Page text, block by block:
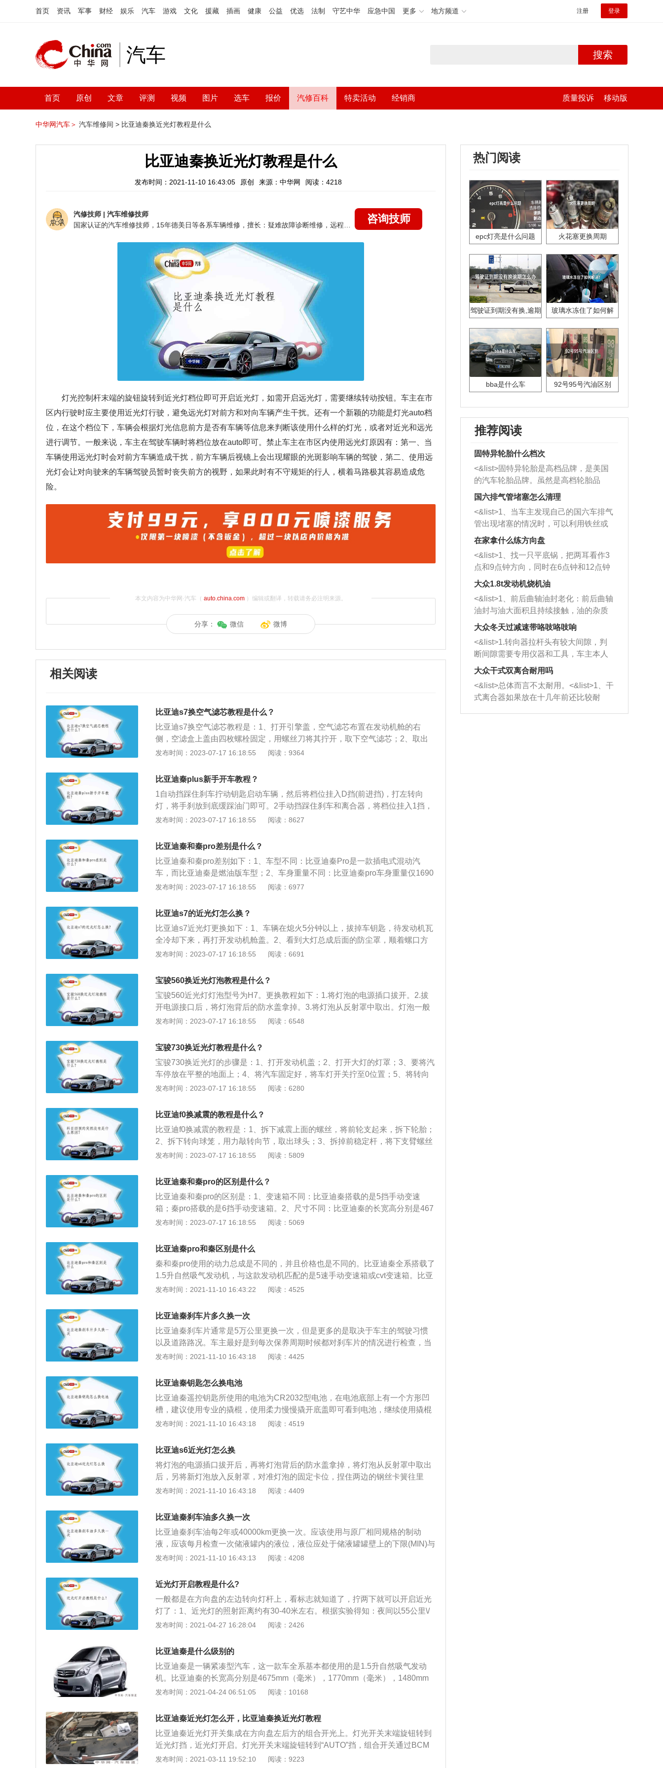
首页 资讯 军事 财经 娱乐 汽车 游戏 文化 援藏 插画 健康 公益 优选 法制 守艺中华 应急中国 更多 地方频道 注册 登录
汽车 搜索
首页 原创 文章 评测 视频 图片 选车 报价 汽修百科 特卖活动 经销商 质量投诉 移动版
中华网汽车＞ 汽车维修间 > 比亚迪秦换近光灯教程是什么
比亚迪秦换近光灯教程是什么
发布时间：2021-11-10 16:43:05 原创 来源：中华网 阅读：4218
汽修技师 | 汽车维修技师
咨询技师
灯光控制杆末端的旋钮旋转到近光灯档位即可开启近光灯，如需开启远光灯，需要继续转动按钮。车主在市
区内行驶时应主要使用近光灯行驶，避免远光灯对前方和对向车辆产生干扰。还有一个新颖的功能是灯光auto档
位，在这个档位下，车辆会根据灯光信息前方是否有车辆等信息来判断该使用什么样的灯光，或者对近光和远光
进行调节。一般来说，车主在驾驶车辆时将档位放在auto即可。禁止车主在市区内使用远光灯原因有：第一、当
车辆使用远光灯时会对前方车辆造成干扰，前方车辆后视镜上会出现耀眼的光斑影响车辆的驾驶，第二、使用远
光灯会让对向驶来的车辆驾驶员暂时丧失前方的视野，如果此时有不守规矩的行人，横着马路极其容易造成危
险。
本文内容为中华网·汽车（ auto.china.com）编辑或翻译，转载请务必注明来源。
分享： 微信 微博
相关阅读
比亚迪s7换空气滤芯教程是什么？
比亚迪s7换空气滤芯教程是：1、打开引擎盖，空气滤芯布置在发动机舱的右
侧，空滤盒上盖由四枚螺栓固定，用螺丝刀将其拧开，取下空气滤芯；2、取出
空气滤芯以后，进行清洁工作，取出新的空气滤芯，并将刚拆下的密封圈装上
7是比亚迪的全新中大型suv，其前进气格栅采用梯形设计，中网内部采用了镀铬
饰条进行装饰，营造出的动感比较强烈。该车长宽高尺寸分别为4835mm、1855
mm、1720mm，轴距为2730mm。
发布时间：2023-07-17 16:18:55 阅读：9364
比亚迪秦plus新手开车教程？
1自动挡踩住刹车拧动钥匙启动车辆，然后将档位挂入D挡(前进挡)，打左转向
灯，将手刹放到底缓踩油门即可。2手动挡踩住刹车和离合器，将档位挂入1挡，
打左转向，观察四周安全后将手刹松到底，缓慢抬起刹车和离合器。3注意事项
象。
发布时间：2023-07-17 16:18:55 阅读：8627
比亚迪秦和秦pro差别是什么？
比亚迪秦和秦pro差别如下：1、车型不同：比亚迪秦Pro是一款插电式混动汽
车，而比亚迪秦是燃油版车型；2、车身重量不同：比亚迪秦pro车身重量仅1690
公斤，比秦车重减轻70公斤；3、设计不同：秦和秦pro均采用“Dragon-Face”设
运动气息的造型。以下是比亚迪秦pro的相关资料：1、内饰方面：秦pro配置了8
英寸液晶仪表和10.1液晶屏，绝大部分功能都集中在这两块屏幕内，带来简约前
卫的视觉效果，全中文的方向盘按键，标志华系车崛起。2、车身尺寸：秦Pro的
长宽高分别为4765×1837×1500毫米，最大轴距2718毫米。
发布时间：2023-07-17 16:18:55 阅读：6977
比亚迪s7的近光灯怎么换？
比亚迪s7近光灯更换如下：1、车辆在熄火5分钟以上，拔掉车钥匙，待发动机瓦
全冷却下来，再打开发动机舱盖。2、看到大灯总成后面的防尘罩，顺着螺口方
向直接拧下来后，即可看到大灯总成里的灯泡底座，捏住底座旁边的钢丝卡簧，
如下：1、开始更换之前保证车辆熄火，拔掉车钥匙，待发动机完全冷却之后方
可动手。2、保证灯泡的电压和功率与原车一样，不要听信瓦数增加亮度就增
加，这样会让电流不稳定造成短路，轻则烧坏保险，重则车辆自燃。3、整个更
换过程中都需戴手套操作，取下灯泡之后不能用手直接触摸灯泡玻璃。4、购买
灯泡时不一定非要选择原厂灯泡品牌，只要符合国家3C认证标准的都可以使用。
发布时间：2023-07-17 16:18:55 阅读：6691
宝骏560换近光灯泡教程是什么？
宝骏560近光灯灯泡型号为H7。更换教程如下：1.将灯泡的电源插口拔开。2.拔
开电源接口后，将灯泡背后的防水盖拿掉。3.将灯泡从反射罩中取出。灯泡一般
是由钢丝卡簧固定，某些车型的灯泡还带有塑料底座。4.将新灯泡放入反射罩，
5.重新盖上防水盖，将灯泡电源插上，更换操作完成。
发布时间：2023-07-17 16:18:55 阅读：6548
宝骏730换近光灯教程是什么？
宝骏730换近光灯的步骤是：1、打开发动机盖；2、打开大灯的灯罩；3、要将汽
车停放在平整的地面上；4、将汽车固定好，将车灯开关拧至0位置；5、将转向
灯操纵杆拨至中间位置，关闭大灯之后需要等待一段时间，等灯泡充分冷却；
同，灯泡规格通常标注在灯泡玻璃或灯泡座上，操作时注意手指勿触碰灯泡玻璃
即可。宝骏730是上汽通用五菱宝骏旗下一款汽车产品，该车车身尺寸分别为478
0mm、1820mm、1755mm，最大载物空间可达1680L，最高车速每小时为150千
米，油箱容积为52升，车重为1420kg。
发布时间：2023-07-17 16:18:55 阅读：6280
比亚迪f0换减震的教程是什么？
比亚迪f0换减震的教程是：1、拆下减震上面的螺丝，将前轮支起来，拆下轮胎；
2、拆下转向球笼，用力敲转向节，取出球头；3、拆掉前稳定杆，将下支臂螺丝
拧掉；4、将固定减震和固定刹车油管的螺丝拆下后，拆下传动轴的大螺丝；5、
其是一款微型车，车身尺寸是：长3460mm、宽1618mm、高1465mm，轴距为2
340mm，车身重量为870kg。
发布时间：2023-07-17 16:18:55 阅读：5809
比亚迪秦和秦pro的区别是什么？
比亚迪秦和秦pro的区别是：1、变速箱不同：比亚迪秦搭载的是5挡手动变速
箱；秦pro搭载的是6挡手动变速箱。2、尺寸不同：比亚迪秦的长宽高分别是467
5mm、1770mm、1480mm，轴距是2670mm；秦pro的长宽高分别是4765mm、
是109匹；秦pro的最大马力是160匹。4、最大功率不同：比亚迪秦的最大功率是
80千瓦；秦pro的最大功率是118千瓦。
发布时间：2023-07-17 16:18:55 阅读：5069
比亚迪秦pro和秦区别是什么
秦和秦pro使用的动力总成是不同的，并且价格也是不同的。比亚迪秦全系搭载了
1.5升自然吸气发动机，与这款发动机匹配的是5速手动变速箱或cvt变速箱。比亚
迪秦pro搭载了两款发动机，一款是1.5升自然吸气发动机，另一款是1.5升涡轮增
率转速为5800转每分钟，最大扭矩转速为4800转每分钟。这款发动机搭载了多点
电喷技术，并且使用了铝合金缸盖缸体。与这款发动机匹配的是5速手动变速
箱。1.5升涡轮增压发动机最大功率为118kw，最大扭矩为245牛米，最大功率转
速为5200转每分钟，最大扭矩转速为1600到4000转每分钟。这款发动机搭载了
缸内直喷技术，并且使用了铝合金缸盖缸体。与这款发动机匹配的是6速手动变
箱是很适合与小排量涡轮增压发动机配合使用的。秦pro的前悬架使用了麦弗逊独
立悬架，后悬架使用了扭力梁非独立悬架。这款车的外观是比较好看的。
发布时间：2021-11-10 16:43:22 阅读：4525
比亚迪秦刹车片多久换一次
比亚迪秦刹车片通常是5万公里更换一次，但是更多的是取决于车主的驾驶习惯
以及道路路况。车主最好是到每次保养周期时候都对刹车片的情况进行检查，当
厚度只剩3㎜左右时就要进行更换。刹车片也叫刹车皮，是指固定在与车轮一起
摩擦以实现车辆减速。它通常由钢板，粘性隔热层和摩擦块组成，钢板必须涂漆
以防生锈。一个好的，高效的刹车系统必须提供稳定，充足和可控的制动力，并
具有良好的液压传递和散热能力，以确保驾驶员从刹车踏板施加的力可以完全有
效地传递给主泵和分泵，并避免液压故障和因高热量而引起的刹车退化。汽车上
的刹车系统分为盘式和鼓式两类，鼓式刹车器的效率远低于盘式制动器。
发布时间：2021-11-10 16:43:18 阅读：4425
比亚迪秦钥匙怎么换电池
比亚迪秦遥控钥匙所使用的电池为CR2032型电池，在电池底部上有一个方形凹
槽，建议使用专业的撬棍，使用柔力慢慢撬开底盖即可看到电池，继续使用撬棍
取出电池，按正确的正负极装上新电池即完成更换。现款比亚迪秦采用了比亚迪
中网镀铬饰条相连接，给人带来一种俯冲的视觉效果。车身尺寸为4675*1770*14
80mm，轴距为2670mm。内饰方面采用可比亚迪流行的T型设计中控台，给人简
洁舒服的感觉。同时中控搭载10.1英寸可旋转中控屏，并支持DiLink网联系统。
动力方面搭载1.5L四缸自然吸气发动机，最大功率为109马力，分别匹配5挡手动
变速箱和模拟6挡CVT无级变速箱。
发布时间：2021-11-10 16:43:18 阅读：4519
比亚迪s6近光灯怎么换
将灯泡的电源插口拔开后，再将灯泡背后的防水盖拿掉，将灯泡从反射罩中取出
后，另将新灯泡放入反射罩，对准灯泡的固定卡位，捏住两边的钢丝卡簧往里
推，将新灯泡固定在反射罩内；重新盖上防水盖，将灯泡电源插上即可。车主在
泡的型号来选择一个合适的新灯泡。另外，在安装灯泡的时候切记千万不可以用
手指直接与灯泡玻璃体接触，这是因为在灯泡的内部通常会有一种气体，即使只
有一点点油渍粘在了玻璃体上，都将会减少灯泡的使用期限，若是灯泡长时间使
用的话甚至还有面临爆裂的危险。除了上面所说的那些事情，还有一个就是，根
据以往的经验，对大部分的人来说，追求更贵更炫的灯泡是没有必要的，新灯泡
发布时间：2021-11-10 16:43:18 阅读：4409
比亚迪秦刹车油多久换一次
比亚迪秦刹车油每2年或40000km更换一次。应该使用与原厂相同规格的制动
液，应该每月检查一次储液罐内的液位，液位应处于储液罐罐壁上的下限(MIN)与
上限(MAX)标记之间。不同品牌和不同类型的刹车油的配方不同，混合刹车油会
时应多检查刹车油，发现刹车油有杂质时，或者，发现刹车油中混入水分时，应
及时更换，不然会造成制动压力不足，影响制动效果。此外，刹车油要注意及时
更换，长时间使用很容易导致变质。对有特殊要求的制动系统，应加注特定牌号
的刹车油。
发布时间：2021-11-10 16:43:13 阅读：4208
近光灯开启教程是什么?
一般都是在方向盘的左边转向灯杆上，看标志就知道了，拧两下就可以开启近光
灯了：1、近光灯的照射距离约有30-40米左右。根据实验得知：夜间以55公里\/
小时速度行驶时，发现情况立即踩制动，停车距离正好30米；2、即当在近光灯
况及驾驶员反应均良好情形下，如果高于这一车速，车况、路况较差和驾驶员疲
劳反应时间长等情况下，其结果可想而知了；3、因此，夜间行车一定要控制车
速。在平坦宽阔、视线良好的道路上使用远光灯时，车速可适当加快；而在会车
又遇上路面不平或转弯或桥梁或窄路或交叉路口等复杂情况时应减速慢行，车速
一般控制在40公里\/小时以内。
发布时间：2021-04-27 16:28:04 阅读：2426
比亚迪秦是什么级别的
比亚迪秦是一辆紧凑型汽车，这一款车全系基本都使用的是1.5升自然吸气发动
机。比亚迪秦的长宽高分别是4675mm（毫米），1770mm（毫米），1480mm
（毫米），轴距为2670mm（毫米）。比亚迪秦是一辆四门五座三厢汽车。 比亚
配备了多点电喷技术，而且使用的是铝合金缸盖缸体。 与这款发动机匹配的是5
速手动变速器或cvt变速器。 cvt变速器是一种结构比较复杂的自动变速器，这样
的变速器的内部只有两个锥轮和一个钢片链条。cvt变速器的钢片链条可以在锥轮
上移动，这样子变速器即可变速变扭了。 cvt变速器的换挡平顺性是相对好些的，
而且可靠性耐用性同样是相对好些的。 使用cvt变速器可以提高汽车的燃油合理
发布时间：2021-04-24 06:51:05 阅读：10168
比亚迪秦近光灯怎么开，比亚迪秦换近光灯教程
比亚迪秦近光灯开关集成在方向盘左后方的组合开光上。灯光开关末端旋钮转到
近光灯挡，近光灯开启。灯光开关末端旋钮转到“AUTO”挡，组合开关通过BCM
采集光照强度传感器的亮度值，自动控制小灯和近光灯的开启或关闭。 比亚迪秦
发布时间：2021-03-11 19:52:10 阅读：9223
热门阅读
epc灯亮是什么问题 火花塞更换周期
驾驶证到期没有换,逾期
玻璃水冻住了如何解
bba是什么车 92号95号汽油区别
推荐阅读
固特异轮胎什么档次
<&list>固特异轮胎是高档品牌，是美国
的汽车轮胎品牌。虽然是高档轮胎品
牌，但是中高低端的轮胎都有生产，这
也是为了更好的开拓市场。
国六排气管堵塞怎么清理
<&list>1、当车主发现自己的国六车排气
管出现堵塞的情况时，可以利用铁丝或
者是细棍，直接将杂物给取出来，如果
堵塞情况比较严重，也可以采取应急措
施。 <&list>2、直接利用木棍将所有的
杂物推到排气管里面的位置处，然后将
三元催化器拆解开，就可以将堵塞的东
西取出来。但如果是因为积碳过多引起
的堵塞，就需要将三元催化器泡在草酸
洗剂对堵塞的情况得到解决，将清洗剂
放在燃油箱中，与燃油混合后，车辆启
动时，就可以和汽油一起进入到燃烧
室，最后形成废气排出，就可以让三元
催化器得到清洗，排气管堵塞的情况就
能够得到解决。
在家拿什么练方向盘
<&list>1、找一只平底锅，把两耳看作3
点和9点钟方向，同时在6点钟和12点钟
方向做一个标记。 <&list>2、双手握住
一圈半的练习，往右同样也要打相同的
圈数。 <&list>3、最后强调要反复练
习，这样就可以形成肌肉记忆，在真实
驾驶车辆时，不需要记忆也能打好方
向。
大众1.8t发动机烧机油
<&list>1、前后曲轴油封老化：前后曲轴
油封与油大面积且持续接触，油的杂质
和发动机内持续温度变化使其密封效果
逐渐减弱，导致渗油或漏油。<&list>2、
活塞间隙过大：积碳会使活塞环与缸体
的间隙扩大，导致机油流入燃烧室中，
造成烧机油。<&list>3、机油粘度。使用
机油粘度过小的话，同样会有烧机油现
象，机油粘度过小具有很好的流动性，
大众冬天过减速带咯吱咯吱响
<&list>1.转向器拉杆头有较大间隙，判
断间隙需要专用仪器和工具，车主本人
无法制作，需要将车辆送到修理厂或4s
店；<&list>2.车辆半轴套管防尘罩破
裂，破裂后会出现漏油现象，使半轴磨
损严重，磨损的半轴容易损坏，产生异
响；<&list>3.稳定器的转向胶套和球头
大众干式双离合耐用吗
<&list>总体而言不太耐用。<&list>1、干
式离合器如果放在十几年前还比较耐